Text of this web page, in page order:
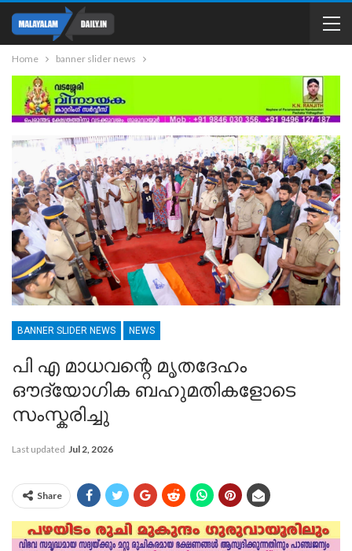
Home banner slider news
BANNER SLIDER NEWS NEWS
പി എ മാധവന്റെ മൃതദേഹം
ഔദ്യോഗിക ബഹുമതികളോടെ
സംസ്കരിച്ചു
Last updated Jul 2, 2026
Share